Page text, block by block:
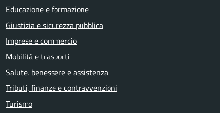
Educazione e formazione
Giustizia e sicurezza pubblica
Imprese e commercio
Mobilità e trasporti
Salute, benessere e assistenza
Tributi, finanze e contravvenzioni
Turismo